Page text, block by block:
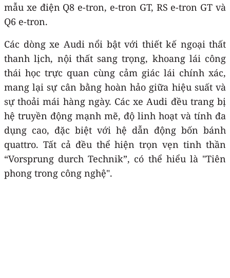
mẫu xe điện Q8 e-tron, e-tron GT, RS e-tron GT và
Q6 e-tron.
Các dòng xe Audi nổi bật với thiết kế ngoại thất
thanh lịch, nội thất sang trọng, khoang lái công
thái học trực quan cùng cảm giác lái chính xác,
mang lại sự cân bằng hoàn hảo giữa hiệu suất và
sự thoải mái hàng ngày. Các xe Audi đều trang bị
hệ truyền động mạnh mẽ, độ linh hoạt và tính đa
dụng cao, đặc biệt với hệ dẫn động bốn bánh
quattro. Tất cả đều thể hiện trọn vẹn tinh thần
“Vorsprung durch Technik”, có thể hiểu là "Tiên
phong trong công nghệ".